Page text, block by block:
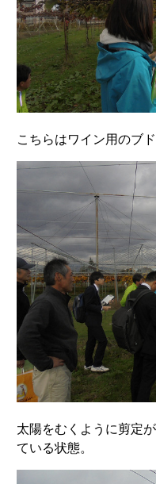
こちらはワイン用のブド
太陽をむくように剪定
ている状態。